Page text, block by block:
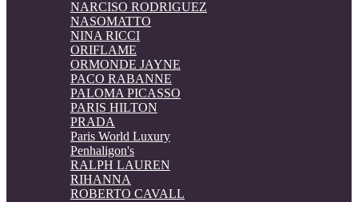
NARCISO RODRIGUEZ
NASOMATTO
NINA RICCI
ORIFLAME
ORMONDE JAYNE
PACO RABANNE
PALOMA PICASSO
PARIS HILTON
PRADA
Paris World Luxury
Penhaligon's
RALPH LAUREN
RIHANNA
ROBERTO CAVALL